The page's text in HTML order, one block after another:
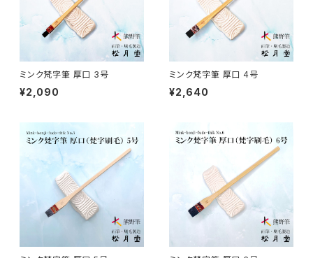
付立筆 / TSUKETATEFUDE
如水 / NYOSUI (line,color)
白圭 / HAKKEI(line,color,crafts)
蒔絵筆 / MAKIE
円山筆 / Maruyama Fude
オロンピー筆 / Oronpy Fude
料理 - cooking
工芸
ミンク梵字筆 厚口 3号
¥2,090
ミンク梵字筆 厚口 4号
¥2,640